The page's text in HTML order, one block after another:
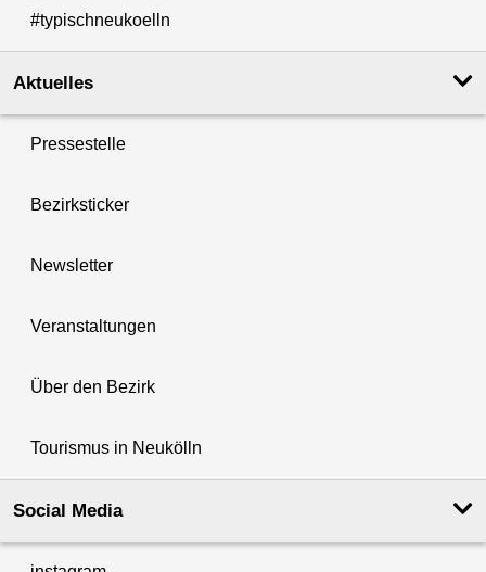
#typischneukoelln
Aktuelles
Pressestelle
Bezirksticker
Newsletter
Veranstaltungen
Über den Bezirk
Tourismus in Neukölln
Social Media